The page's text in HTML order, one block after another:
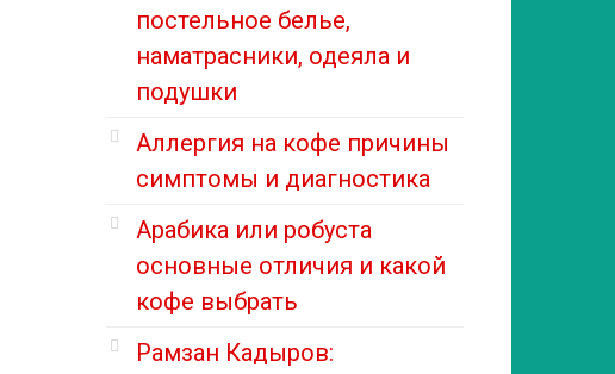
постельное белье,
наматрасники, одеяла и
подушки
Аллергия на кофе причины
симптомы и диагностика
Арабика или робуста
основные отличия и какой
кофе выбрать
Рамзан Кадыров: